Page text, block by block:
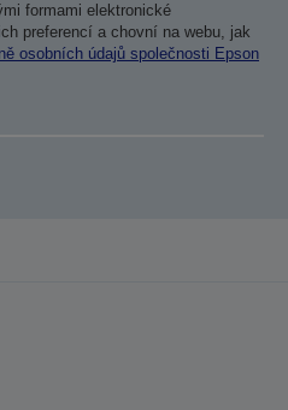
formami elektronické
preferencí a chovní na webu, jak
osobních údajů společnosti Epson